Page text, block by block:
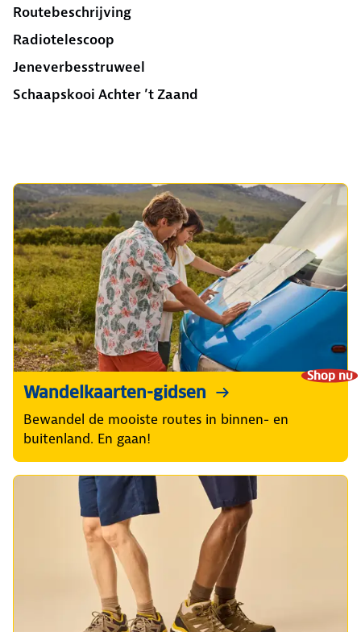
Routebeschrijving
Radiotelescoop
Jeneverbesstruweel
Schaapskooi Achter ’t Zaand
Shop nu
Wandelkaarten-gidsen
Bewandel de mooiste routes in binnen- en
buitenland. En gaan!